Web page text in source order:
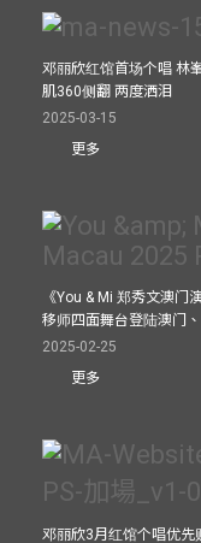
邓丽欣红馆首场个唱 林
肌360侧翻 两度洒泪
2025-03-15
更多
《You & Mi 郑秀文澳门
移师四面舞台登陆澳门
2025-02-25
更多
邓丽欣3月红馆个唱优